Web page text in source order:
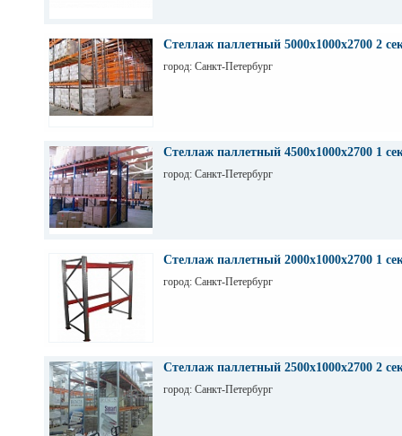
Стеллаж паллетный 5000х1000х2700 2
город: Санкт-Петербург
Стеллаж паллетный 4500х1000х2700 1
город: Санкт-Петербург
Стеллаж паллетный 2000х1000х2700 1
город: Санкт-Петербург
Стеллаж паллетный 2500х1000х2700 2
город: Санкт-Петербург